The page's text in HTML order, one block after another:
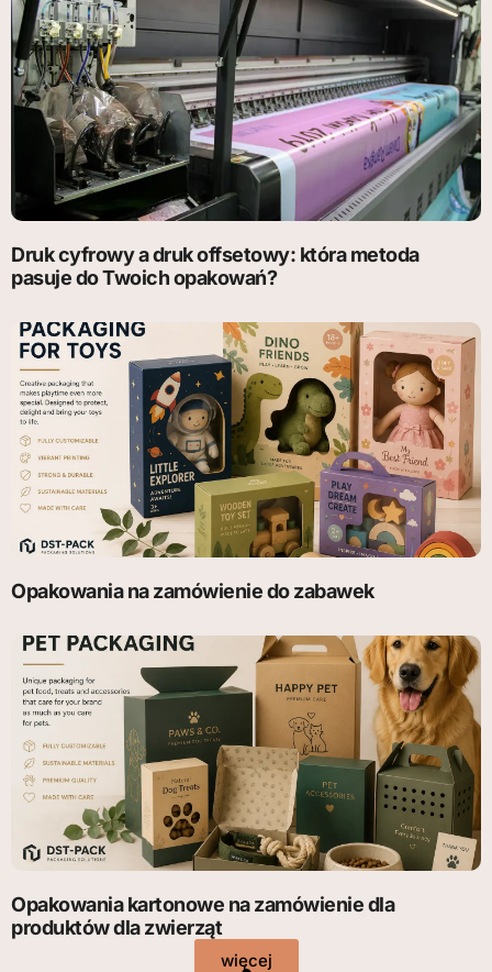
Druk cyfrowy a druk offsetowy: która metoda
pasuje do Twoich opakowań?
Opakowania na zamówienie do zabawek
Opakowania kartonowe na zamówienie dla
produktów dla zwierząt
więcej